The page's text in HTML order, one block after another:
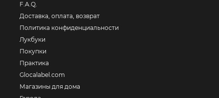
F.A.Q.
Доставка, оплата, возврат
Политика конфиденциальности
Лукбуки
Покупки
Практика
Glocalabel.com
Магазины для дома